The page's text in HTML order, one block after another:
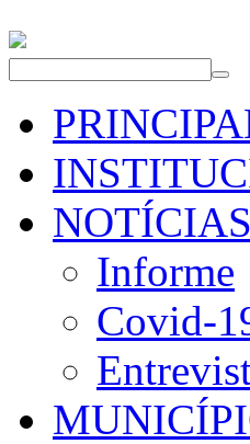
NOTÍCIAS
Informe
Covid-